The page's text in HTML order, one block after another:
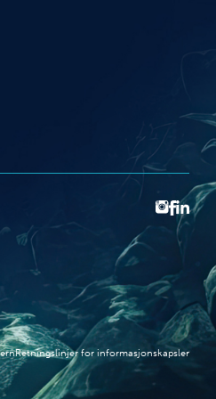
Retningslinjer for informasjonskapsler